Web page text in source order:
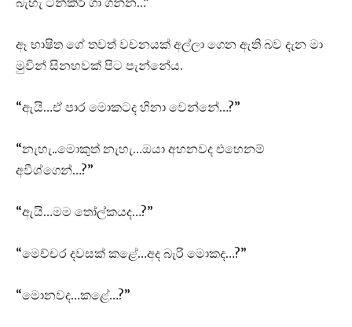
ඈ භාෂිත ගේ තවත් වචනයක් අල්ලා ගෙන ඇති බව දැන මා
මුවින් සිනහවක් පිට පැන්නේය.
“ඇයි…ඒ පාර මොකටද හිනා වෙන්නේ…?”
“නැහැ..මොකුත් නැහැ…ඔයා අහනවද එහෙනම්
අවීශ්ගෙන්…?”
“ඇයි…මම තෝල්කයද…?”
“මෙච්චර දවසක් කළේ…අද බැරි මොකද…?”
“මොනවද…කළේ…?”